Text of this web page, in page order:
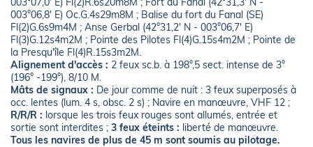
003°06,8' E) Oc.G.4s29m8M ; Balise du fort du Fanal (SE)
Fl(2)G.6s9m4M ; Anse Gerbal (42°31,2' N - 003°06,7' E)
Fl(3)G.12s4m2M ; Pointe des Pilotes Fl(4)G.15s4m2M ; Pointe de
la Presqu'île Fl(4)R.15s3m2M.
Alignement d'accès : 2 feux sc.b. à 198°,5 sect. intense de 3°
(196° -199°), 8/10 M.
Mâts de signaux : De jour comme de nuit : 3 feux superposés à
occ. lentes (lum. 4 s, obsc. 2 s) ; Navire en manœuvre, VHF 12 ;
R/R/R : lorsque les trois feux rouges sont allumés, entrée et
sortie sont interdites ; 3 feux éteints : liberté de manœuvre.
Tous les navires de plus de 45 m sont soumis au pilotage.